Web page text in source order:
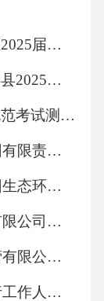
源化利
分析、
知（电子
控、GPS
输、处
对固废
报、年度
子秤，自
月报产
齐齐哈尔市梅里斯达斡尔族区2025届数学四年级下学期期末达标测试试题（含答案）
黔东南南苗族侗族自治州锦屏县2025年数学三年级第二学期期末考试模拟试题（含解析）
《居民死亡医学证明》填写规范考试测试卷及答案
2025年陕西有色金属控股集团有限责任公司招聘（18人）笔试历年难易错考点试卷带答案解析
2025年秋季中国南水北调集团生态环保有限公司下属公司（南水北调生态环保工程有限公司）招聘拟聘人员笔试历年典型考点题库附带答案详解
2025年甘肃省金川集团股份有限公司技能操作人员社会招聘400人笔试历年常考点试题专练附带答案详解
2025年淄博融锋国有资产运营有限公司公开招聘工作人员笔试笔试历年典型考点题库附带答案详解
2025年江苏射阳太商村镇银行工作人员招聘笔试历年典型考题及考点剖析附带答案详解